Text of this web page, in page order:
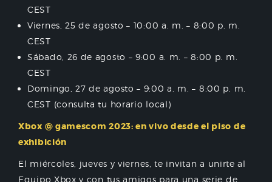
CEST
Viernes, 25 de agosto – 10:00 a. m. – 8:00 p. m.
CEST
Sábado, 26 de agosto – 9:00 a. m. – 8:00 p. m.
CEST
Domingo, 27 de agosto – 9:00 a. m. – 8:00 p. m.
CEST (consulta tu horario local)
Xbox @ gamescom 2023: en vivo desde el piso de
exhibición
El miércoles, jueves y viernes, te invitan a unirte al
Equipo Xbox y con tus amigos para una serie de